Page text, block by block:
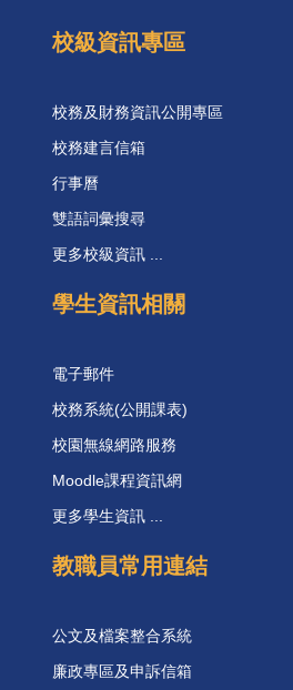
校級資訊專區
校務及財務資訊公開專區
校務建言信箱
行事曆
雙語詞彙搜尋
更多校級資訊 ...
學生資訊相關
電子郵件
校務系統(公開課表)
校園無線網路服務
Moodle課程資訊網
更多學生資訊 ...
教職員常用連結
公文及檔案整合系統
廉政專區及申訴信箱